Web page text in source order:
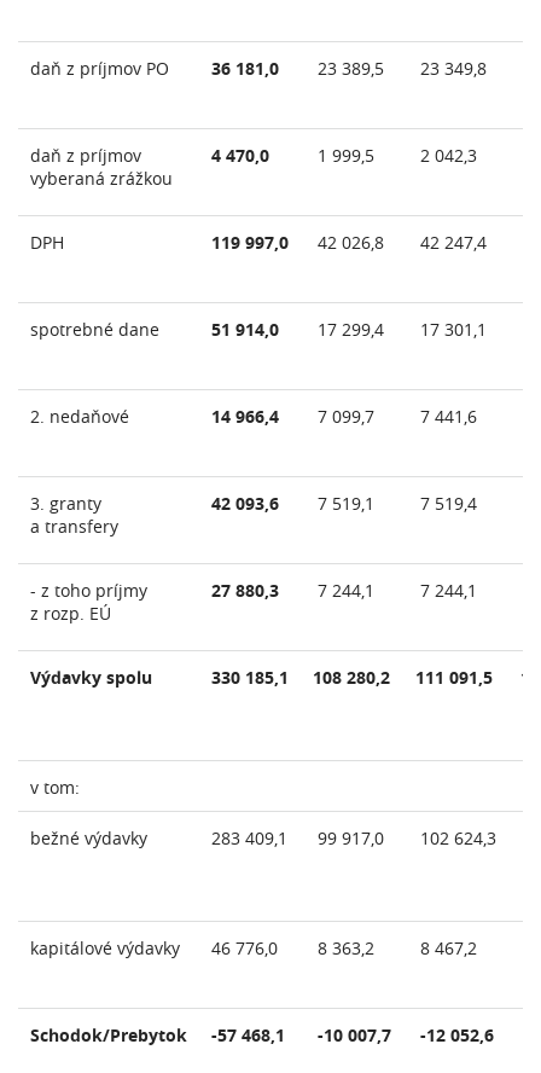
daň z príjmov PO 36 181,0 23 389,5 23 349,8
daň z príjmov
vyberaná zrážkou
4 470,0 1 999,5 2 042,3
DPH 119 997,0 42 026,8 42 247,4
spotrebné dane 51 914,0 17 299,4 17 301,1
2. nedaňové 14 966,4 7 099,7 7 441,6
3. granty
a transfery
42 093,6 7 519,1 7 519,4
- z toho príjmy
z rozp. EÚ
27 880,3 7 244,1 7 244,1
Výdavky spolu 330 185,1 108 280,2 111 091,5
v tom:
bežné výdavky 283 409,1 99 917,0 102 624,3
kapitálové výdavky 46 776,0 8 363,2 8 467,2
Schodok/Prebytok -57 468,1 -10 007,7 -12 052,6